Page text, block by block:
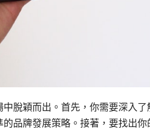
脫穎而出。首先，你需要深入
品牌發展策略。接著，要找出